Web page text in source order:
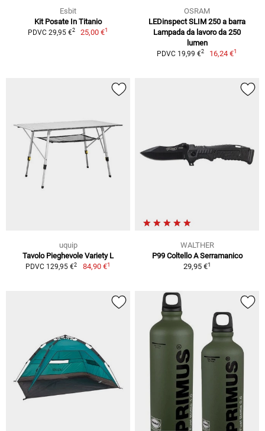
Esbit
Kit Posate In Titanio
PDVC 29,95 €2 25,00 €1
OSRAM
LEDinspect SLIM 250 a barra
Lampada da lavoro da 250
lumen
PDVC 19,99 €2 16,24 €1
uquip
Tavolo Pieghevole Variety L
PDVC 129,95 €2 84,90 €1
WALTHER
P99 Coltello A Serramanico
29,95 €1